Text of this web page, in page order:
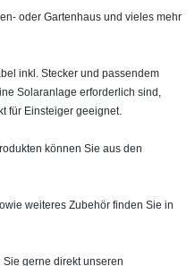
oder Gartenhaus und vieles mehr
inkl. Stecker und passendem
Solaranlage erforderlich sind,
für Einsteiger geeignet.
können Sie aus den
weiteres Zubehör finden Sie in
gerne direkt unseren